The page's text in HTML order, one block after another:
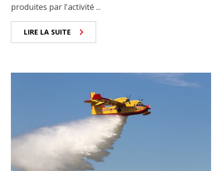
produites par l'activité ...
LIRE LA SUITE